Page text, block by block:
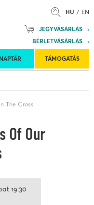
HU EN
JEGYVÁSÁRLÁS
BÉRLETVÁSÁRLÁS
TÁMOGATÁS
Felkéréses
koncertek
The Cross
Of Our
19:30